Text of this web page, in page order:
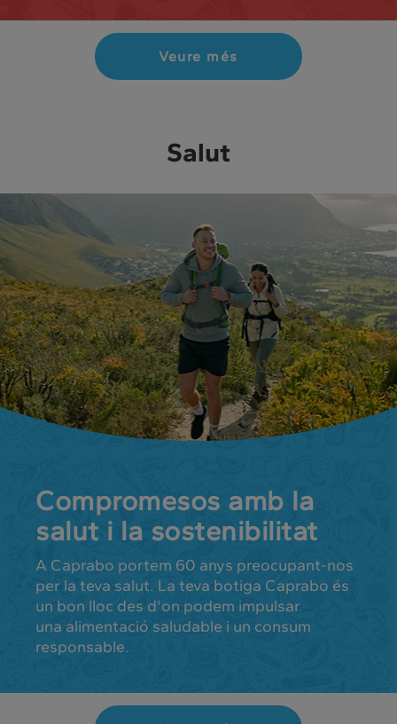
Veure més
Salut
Compromesos amb la
salut i la sostenibilitat
A Caprabo portem 60 anys preocupant-nos
per la teva salut. La teva botiga Caprabo és
un bon lloc des d'on podem impulsar
una alimentació saludable i un consum
responsable.